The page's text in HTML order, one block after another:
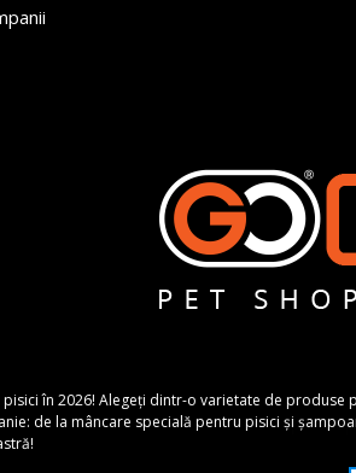
în 2026! Alegeți dintr-o varietate de
de la mâncare specială pentru pisici și